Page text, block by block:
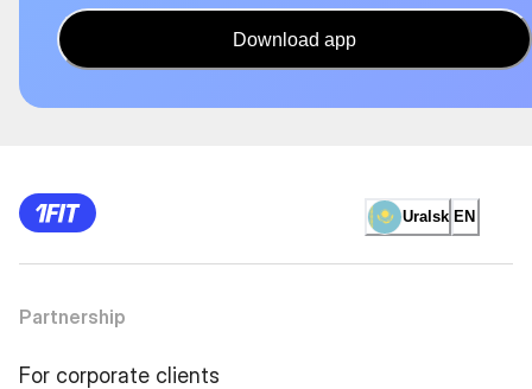
Download app
Uralsk EN
Partnership
For corporate clients